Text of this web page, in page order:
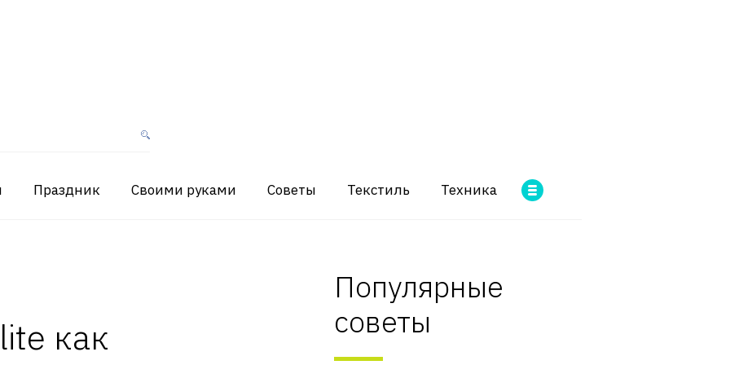
Праздник Своими руками Советы Текстиль Техника
как
Популярные
советы